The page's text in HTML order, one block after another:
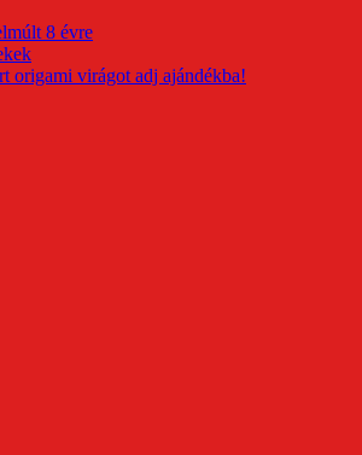
8 évre
origami virágot adj ajándékba!